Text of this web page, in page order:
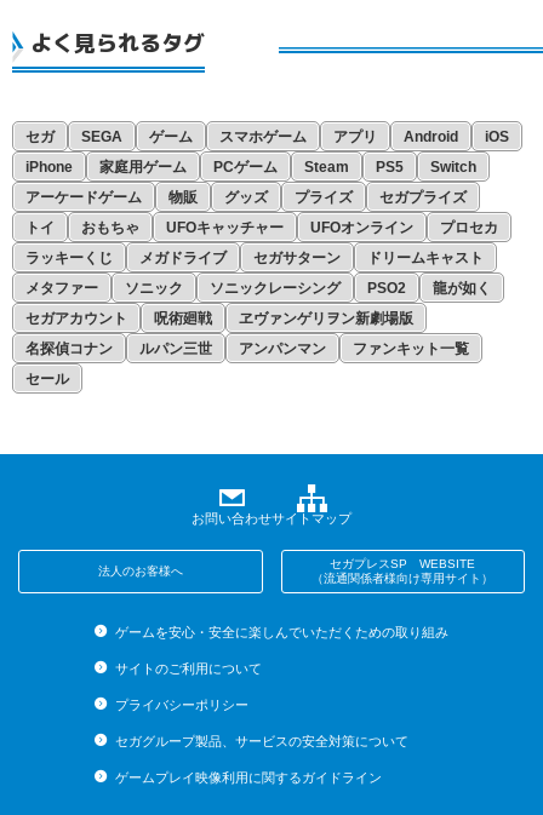
よく見られるタグ
セガ SEGA ゲーム スマホゲーム アプリ Android
iOS
iPhone
家庭用ゲーム PCゲーム Steam PS5
Switch
アーケードゲーム
物販 グッズ プライズ
セガプライズ
トイ
おもちゃ UFOキャッチャー UFOオンライン
プロセカ
ラッキーくじ
メガドライブ セガサターン
ドリームキャスト
メタファー
ソニック ソニックレーシング PSO2
龍が如く
セガアカウント
呪術廻戦
ヱヴァンゲリヲン新劇場版
名探偵コナン
ルパン三世 アンパンマン
ファンキット一覧
セール
お問い合わせサイトマップ
法人のお客様へ
セガプレスSP WEBSITE
（流通関係者様向け専用サイト）
ゲームを安心・安全に楽しんでいただくための取り組み
サイトのご利用について
プライバシーポリシー
セガグループ製品、サービスの安全対策について
ゲームプレイ映像利用に関するガイドライン